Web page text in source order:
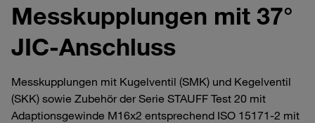
Messkupplungen mit 37°
JIC-Anschluss
Messkupplungen mit Kugelventil (SMK) und Kegelventil
(SKK) sowie Zubehör der Serie STAUFF Test 20 mit
Adaptionsgewinde M16x2 entsprechend ISO 15171-2 mit